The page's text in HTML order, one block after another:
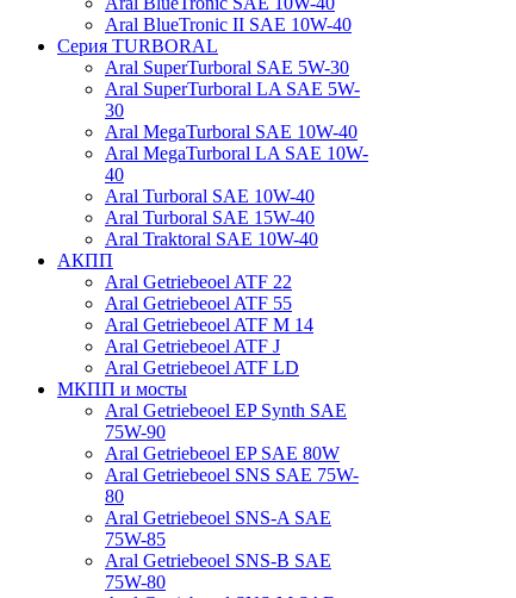
Aral BlueTronic II SAE 10W-40
Серия TURBORAL
Aral SuperTurboral SAE 5W-30
Aral SuperTurboral LA SAE 5W-
30
Aral MegaTurboral SAE 10W-40
Aral MegaTurboral LA SAE 10W-
40
Aral Turboral SAE 10W-40
Aral Turboral SAE 15W-40
Aral Traktoral SAE 10W-40
АКПП
Aral Getriebeoel ATF 22
Aral Getriebeoel ATF 55
Aral Getriebeoel ATF М 14
Aral Getriebeoel ATF J
Aral Getriebeoel ATF LD
МКПП и мосты
Aral Getriebeoel EP Synth SAE
75W-90
Aral Getriebeoel EP SAE 80W
Aral Getriebeoel SNS SAE 75W-
80
Aral Getriebeoel SNS-A SAE
75W-85
Aral Getriebeoel SNS-B SAE
75W-80